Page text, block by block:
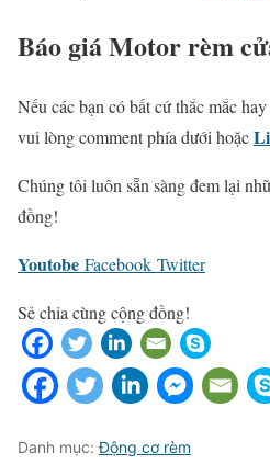
Báo giá Motor rèm
Nếu các bạn có bất cứ thắc mắc
vui lòng comment phía dưới hoặc
Chúng tôi luôn sẵn sàng đem lại
đồng!
Youtobe Facebook Twitter
Sẻ chia cùng cộng đồng!
Danh mục:Động cơ rèm